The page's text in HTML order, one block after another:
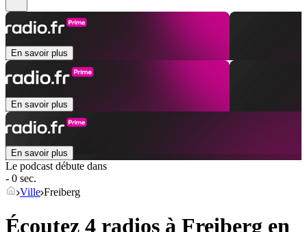
En savoir plus
En savoir plus
En savoir plus
Le podcast débute dans
- 0 sec.
Ville Freiberg
Écoutez 4 radios à Freiberg en